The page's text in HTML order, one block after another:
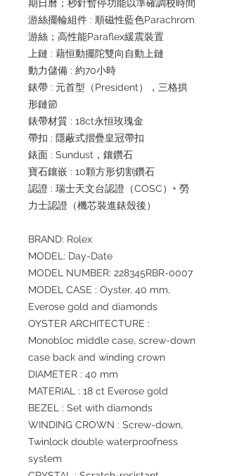
期日曆；秒針暫停功能以準確調校時間
游絲擺輪組件 : 順磁性藍色Parachrom
游絲；高性能Paraflex緩震裝置
上鏈 : 藉恒動擺陀雙向自動上鏈
動力儲備 : 約70小時
錶帶 : 元首型（President），三格拱
形鏈節
錶帶材質 : 18ct永恒玫瑰金
帶扣 : 隱蔽式摺疊皇冠帶扣
錶面 : Sundust，鑲鑽石
寶石鑲嵌 : 10顆方形切割鑽石
認證 : 瑞士天文台認證（COSC）+ 勞
力士認證（機芯裝進錶殼後）
BRAND: Rolex
MODEL: Day-Date
MODEL NUMBER: 228345RBR-0007
MODEL CASE : Oyster, 40 mm,
Everose gold and diamonds
OYSTER ARCHITECTURE :
Monobloc middle case, screw-down
case back and winding crown
DIAMETER : 40 mm
MATERIAL : 18 ct Everose gold
BEZEL : Set with diamonds
WINDING CROWN : Screw-down,
Twinlock double waterproofness
system